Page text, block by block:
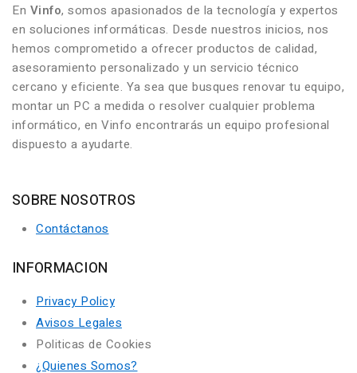
En Vinfo, somos apasionados de la tecnología y expertos
en soluciones informáticas. Desde nuestros inicios, nos
hemos comprometido a ofrecer productos de calidad,
asesoramiento personalizado y un servicio técnico
cercano y eficiente. Ya sea que busques renovar tu equipo,
montar un PC a medida o resolver cualquier problema
informático, en Vinfo encontrarás un equipo profesional
dispuesto a ayudarte.
SOBRE NOSOTROS
Contáctanos
INFORMACION
Privacy Policy
Avisos Legales
Politicas de Cookies
¿Quienes Somos?